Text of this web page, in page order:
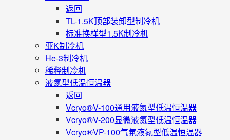
返回
TL-1.5K顶部装卸型制冷机
标准换样型1.5K制冷机
亚K制冷机
He-3制冷机
稀释制冷机
液氮型低温恒温器
返回
Vcryo®V-100通用液氮型低温恒温器
Vcryo®V-200显微液氮型低温恒温器
Vcryo®VP-100气氛液氮型低温恒温器